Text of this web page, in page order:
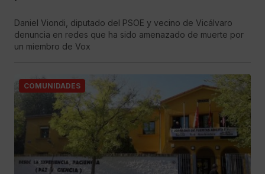
Daniel Viondi, diputado del PSOE y vecino de Vicálvaro
denuncia en redes que ha sido amenazado de muerte por
un miembro de Vox
COMUNIDADES